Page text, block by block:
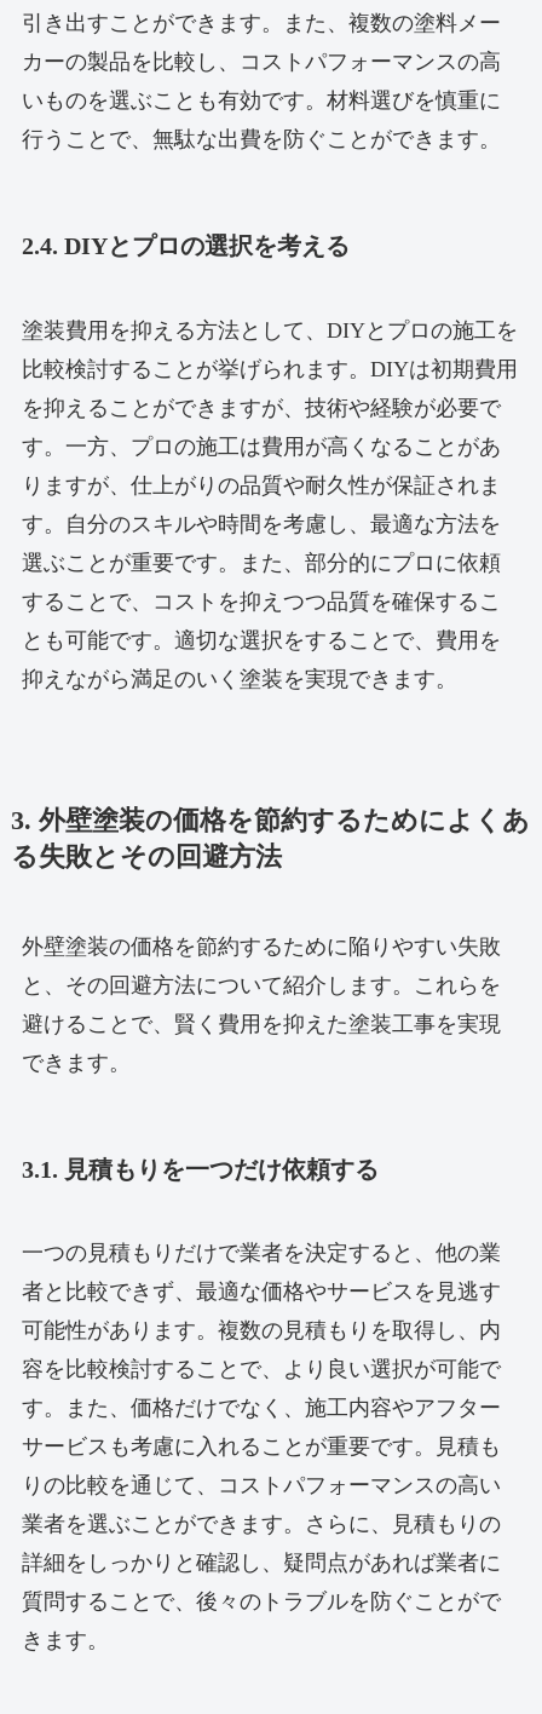
引き出すことができます。また、複数の塗料メー
カーの製品を比較し、コストパフォーマンスの高
いものを選ぶことも有効です。材料選びを慎重に
行うことで、無駄な出費を防ぐことができます。
2.4. DIYとプロの選択を考える
塗装費用を抑える方法として、DIYとプロの施工を
比較検討することが挙げられます。DIYは初期費用
を抑えることができますが、技術や経験が必要で
す。一方、プロの施工は費用が高くなることがあ
りますが、仕上がりの品質や耐久性が保証されま
す。自分のスキルや時間を考慮し、最適な方法を
選ぶことが重要です。また、部分的にプロに依頼
することで、コストを抑えつつ品質を確保するこ
とも可能です。適切な選択をすることで、費用を
抑えながら満足のいく塗装を実現できます。
3. 外壁塗装の価格を節約するためによくあ
る失敗とその回避方法
外壁塗装の価格を節約するために陥りやすい失敗
と、その回避方法について紹介します。これらを
避けることで、賢く費用を抑えた塗装工事を実現
できます。
3.1. 見積もりを一つだけ依頼する
一つの見積もりだけで業者を決定すると、他の業
者と比較できず、最適な価格やサービスを見逃す
可能性があります。複数の見積もりを取得し、内
容を比較検討することで、より良い選択が可能で
す。また、価格だけでなく、施工内容やアフター
サービスも考慮に入れることが重要です。見積も
りの比較を通じて、コストパフォーマンスの高い
業者を選ぶことができます。さらに、見積もりの
詳細をしっかりと確認し、疑問点があれば業者に
質問することで、後々のトラブルを防ぐことがで
きます。